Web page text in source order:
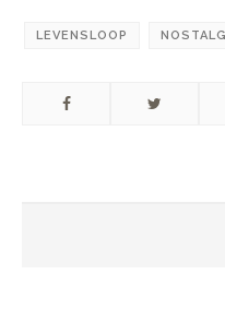
LEVENSLOOP